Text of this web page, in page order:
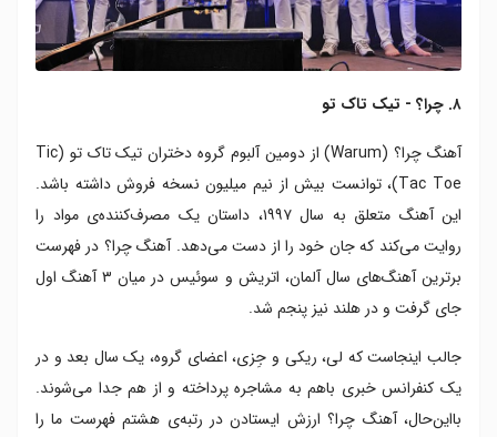
۸. چرا؟ - تیک تاک تو
آهنگ چرا؟ (Warum) از دومین آلبوم گروه دختران تیک تاک تو (Tic
Tac Toe)، توانست بیش از نیم میلیون نسخه فروش داشته باشد.
این آهنگ متعلق به سال ۱۹۹۷، داستان یک مصرف‌کننده‌ی مواد را
روایت می‌کند که جان خود را از دست می‌دهد. آهنگ چرا؟ در فهرست
برترین آهنگ‌های سال آلمان، اتریش و سوئیس در میان ۳ آهنگ اول
جای گرفت و در هلند نیز پنجم شد.
جالب اینجاست که لی، ریکی و جِزی، اعضای گروه، یک سال بعد و در
یک کنفرانس خبری باهم به مشاجره پرداخته و از هم جدا می‌شوند.
بااین‌حال، آهنگ چرا؟ ارزش ایستادن در رتبه‌ی هشتم فهرست ما را